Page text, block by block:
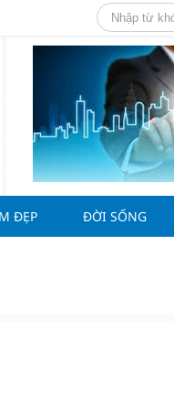
ĐẸP ĐỜI SỐNG